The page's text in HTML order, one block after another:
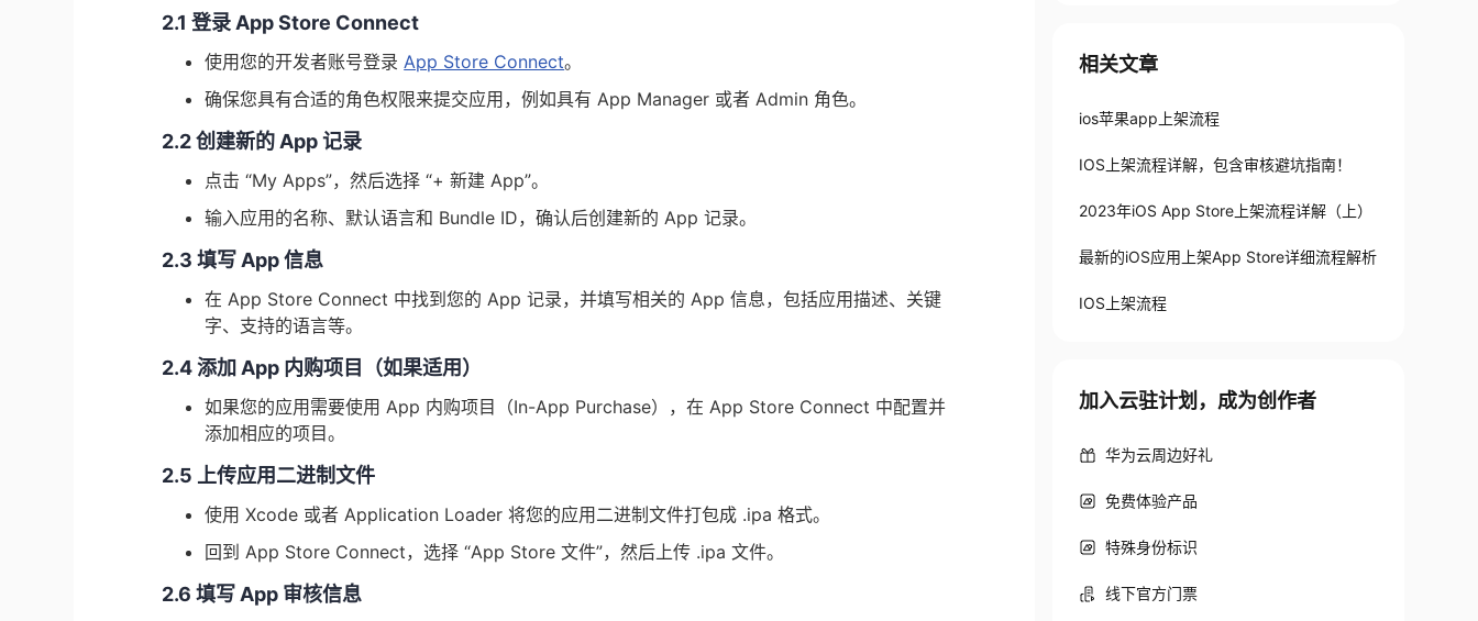
2.1 登录 App Store Connect
使用您的开发者账号登录App Store Connect。
确保您具有合适的角色权限来提交应用，例如具有 App Manager 或者 Admin 角色。
2.2 创建新的 App 记录
点击 “My Apps”，然后选择 “+ 新建 App”。
输入应用的名称、默认语言和 Bundle ID，确认后创建新的 App 记录。
2.3 填写 App 信息
在 App Store Connect 中找到您的 App 记录，并填写相关的 App 信息，包括应用描述、关键
字、支持的语言等。
2.4 添加 App 内购项目（如果适用）
如果您的应用需要使用 App 内购项目（In-App Purchase），在 App Store Connect 中配置并
添加相应的项目。
2.5 上传应用二进制文件
使用 Xcode 或者 Application Loader 将您的应用二进制文件打包成 .ipa 格式。
回到 App Store Connect，选择 “App Store 文件”，然后上传 .ipa 文件。
2.6 填写 App 审核信息
相关文章
ios苹果app上架流程
IOS上架流程详解，包含审核避坑指南！
2023年iOS App Store上架流程详解（上）
最新的iOS应用上架App Store详细流程解析
IOS上架流程
加入云驻计划，成为创作者
华为云周边好礼
免费体验产品
特殊身份标识
线下官方门票